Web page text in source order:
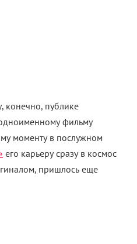
конечно, публике
фильму
моменту в послужном
его карьеру сразу в космос
пришлось еще